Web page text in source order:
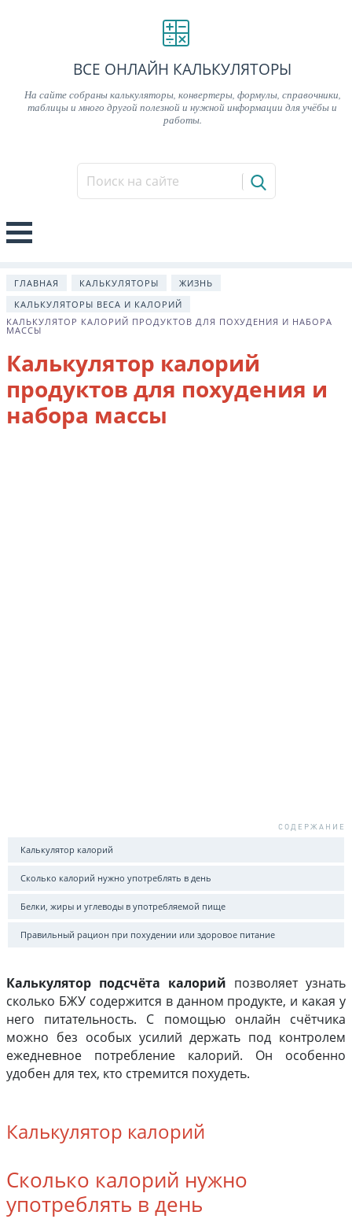
ВСЕ ОНЛАЙН КАЛЬКУЛЯТОРЫ
На сайте собраны калькуляторы, конвертеры, формулы, справочники,
таблицы и много другой полезной и нужной информации для учёбы и
работы.
ГЛАВНАЯ КАЛЬКУЛЯТОРЫ
ЖИЗНЬ
КАЛЬКУЛЯТОРЫ ВЕСА И КАЛОРИЙ
КАЛЬКУЛЯТОР КАЛОРИЙ ПРОДУКТОВ ДЛЯ ПОХУДЕНИЯ И НАБОРА
МАССЫ
Калькулятор калорий
продуктов для похудения и
набора массы
Калькулятор калорий
Сколько калорий нужно употреблять в день
Белки, жиры и углеводы в употребляемой пище
Правильный рацион при похудении или здоровое питание
Калькулятор подсчёта калорий позволяет узнать
сколько БЖУ содержится в данном продукте, и какая у
него питательность. С помощью онлайн счётчика
можно без особых усилий держать под контролем
ежедневное потребление калорий. Он особенно
удобен для тех, кто стремится похудеть.
Калькулятор калорий
Сколько калорий нужно
употреблять в день